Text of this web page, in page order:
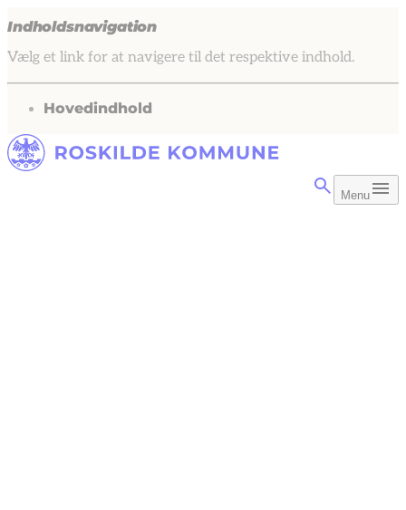
Indholdsnavigation
Vælg et link for at navigere til det respektive indhold.
gå til
Hovedindhold
Menu